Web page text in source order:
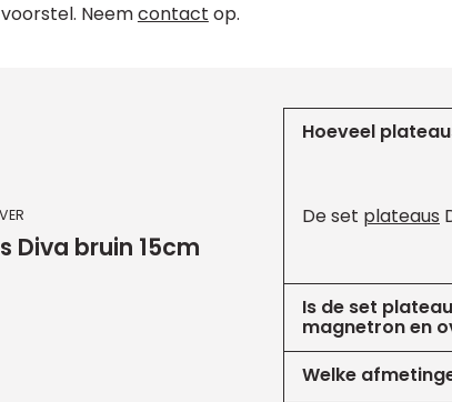
Neemcontact op.
Diva bruin 15cm
Hoeveel
De set plateaus
Is de set
magnetron en
Welke